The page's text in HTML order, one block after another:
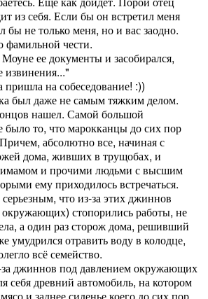
из себя. Если бы он встретил меня
бы не только меня, но и вас заодно.
фамильной чести.
ее документы и засобирался,
на собеседование! :))
был даже не самым тяжким делом.
нашел. Самой большой
то, что марокканцы до сих пор
абсолютно все, начиная с
дома, живших в трущобах, и
имамом и прочими людьми с высшим
ему приходилось встречаться.
что из-за этих джиннов
стопорились работы, не
а один раз сторож дома, решивший
умудрился отравить воду в колодце,
всё семейство.
джиннов под давлением окружающих
себя древний автомобиль, на котором